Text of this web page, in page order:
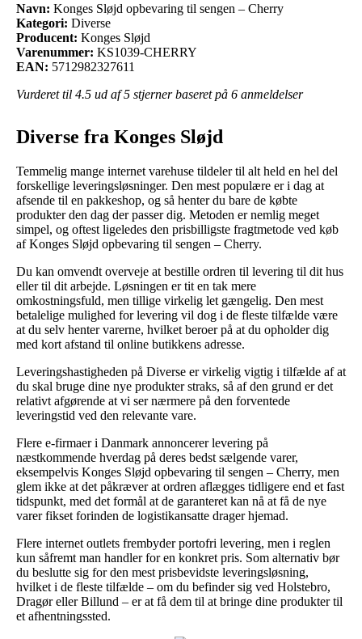
Navn: Konges Sløjd opbevaring til sengen – Cherry
Kategori: Diverse
Producent: Konges Sløjd
Varenummer: KS1039-CHERRY
EAN: 5712982327611
Vurderet til 4.5 ud af 5 stjerner baseret på 6 anmeldelser
Diverse fra Konges Sløjd
Temmelig mange internet varehuse tildeler til alt held en hel del
forskellige leveringsløsninger. Den mest populære er i dag at
afsende til en pakkeshop, og så henter du bare de købte
produkter den dag der passer dig. Metoden er nemlig meget
simpel, og oftest ligeledes den prisbilligste fragtmetode ved køb
af Konges Sløjd opbevaring til sengen – Cherry.
Du kan omvendt overveje at bestille ordren til levering til dit hus
eller til dit arbejde. Løsningen er tit en tak mere
omkostningsfuld, men tillige virkelig let gængelig. Den mest
betalelige mulighed for levering vil dog i de fleste tilfælde være
at du selv henter varerne, hvilket beroer på at du opholder dig
med kort afstand til online butikkens adresse.
Leveringshastigheden på Diverse er virkelig vigtig i tilfælde af at
du skal bruge dine nye produkter straks, så af den grund er det
relativt afgørende at vi ser nærmere på den forventede
leveringstid ved den relevante vare.
Flere e-firmaer i Danmark annoncerer levering på
næstkommende hverdag på deres bedst sælgende varer,
eksempelvis Konges Sløjd opbevaring til sengen – Cherry, men
glem ikke at det påkræver at ordren aflægges tidligere end et fast
tidspunkt, med det formål at de garanteret kan nå at få de nye
varer fikset forinden de logistikansatte drager hjemad.
Flere internet outlets frembyder portofri levering, men i reglen
kun såfremt man handler for en konkret pris. Som alternativ bør
du beslutte sig for den mest prisbevidste leveringsløsning,
hvilket i de fleste tilfælde – om du befinder sig ved Holstebro,
Dragør eller Billund – er at få dem til at bringe dine produkter til
et afhentningssted.